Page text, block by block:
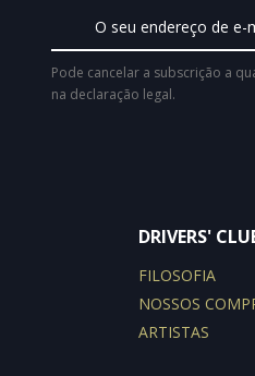
Pode cancelar a subscrição a
na declaração legal.
DRIVERS'
FILOSOFIA
NOSSOS
ARTISTAS